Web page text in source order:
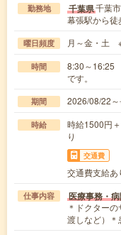
勤務地 千葉県千葉
幕張駅から
曜日頻度 月～金・土 ※
時間
8:30～16:25
です。
期間 2026/08/22
時給
時給1500円
り
交通費
交通費支給あ
仕事内容 医療事務・
＊ドクター
渡しなど）